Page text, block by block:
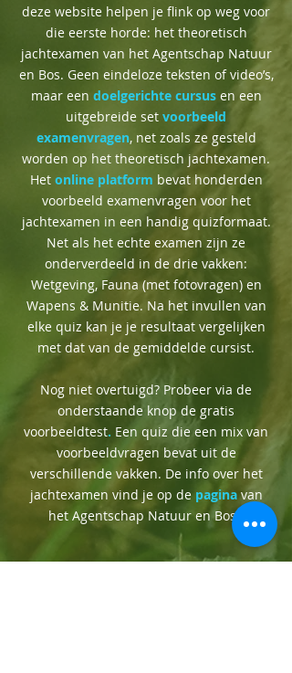
deze website helpen je flink op weg voor
die eerste horde: het theoretisch
jachtexamen van het Agentschap Natuur
en Bos. Geen eindeloze teksten of video’s,
maar een doelgerichte cursusen een
uitgebreide set voorbeeld
examenvragen, net zoals ze gesteld
worden op het theoretisch jachtexamen.
Het online platform bevat honderden
voorbeeld examenvragen voor het
jachtexamen in een handig quizformaat.
Net als het echte examen zijn ze
onderverdeeld in de drie vakken:
Wetgeving, Fauna (met fotovragen) en
Wapens & Munitie. Na het invullen van
elke quiz kan je je resultaat vergelijken
met dat van de gemiddelde cursist.
Nog niet overtuigd? Probeer via de
onderstaande knop de gratis
voorbeeldtest. Een quiz die een mix van
voorbeeldvragen bevat uit de
verschillende vakken. De info over het
jachtexamen vind je op de paginavan
het Agentschap Natuur en Bos.